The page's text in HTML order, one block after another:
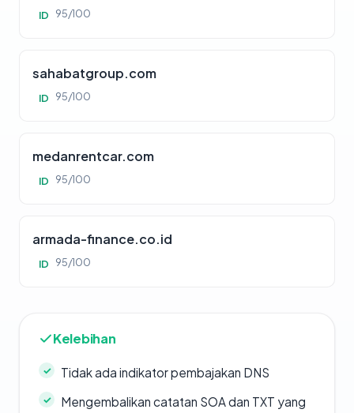
ID 95/100
sahabatgroup.com
ID 95/100
medanrentcar.com
ID 95/100
armada-finance.co.id
ID 95/100
Kelebihan
Tidak ada indikator pembajakan DNS
Mengembalikan catatan SOA dan TXT yang